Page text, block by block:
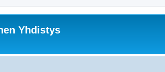
Yhdistys